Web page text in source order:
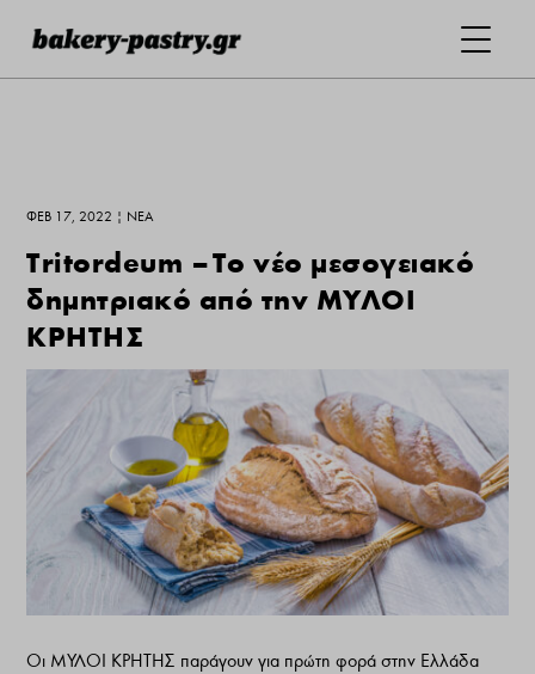
ΦΕΒ 17, 2022 | ΝΕΑ
Tritordeum – Το νέο μεσογειακό
δημητριακό από την ΜΥΛΟΙ
ΚΡΗΤΗΣ
Οι ΜΥΛΟΙ ΚΡΗΤΗΣ παράγουν για πρώτη φορά στην Ελλάδα